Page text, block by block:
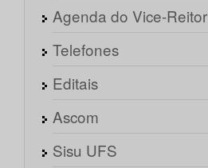
Agenda do Vice-Reitor
Telefones
Editais
Ascom
Sisu UFS